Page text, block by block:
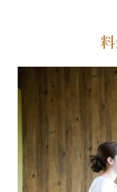
メニュー